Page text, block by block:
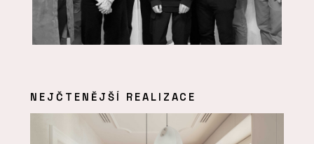
NEJČTENĚJŠÍ REALIZACE